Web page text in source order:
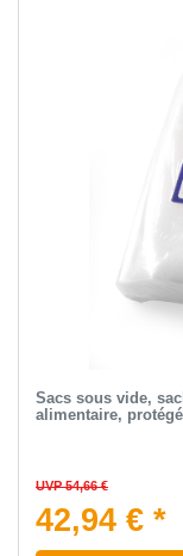
Sacs sous vide,
alimentaire,
UVP 54,66 €
42,94 € *